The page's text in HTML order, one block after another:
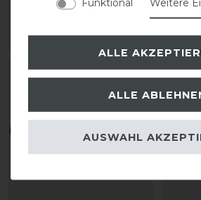
ARTIKEL MERKEN
ALLE
ALLE
AUSWAHL